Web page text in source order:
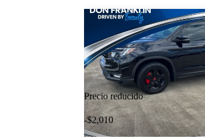
Precio reducido
-$2,010